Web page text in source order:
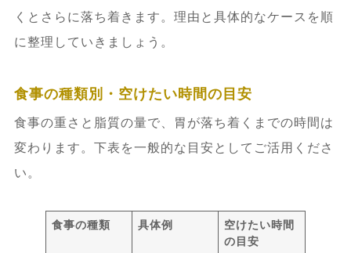
くとさらに落ち着きます。理由と具体的なケースを順
に整理していきましょう。
食事の種類別・空けたい時間の目安
食事の重さと脂質の量で、胃が落ち着くまでの時間は
変わります。下表を一般的な目安としてご活用くださ
い。
食事の種類 具体例
空けたい時間
の目安